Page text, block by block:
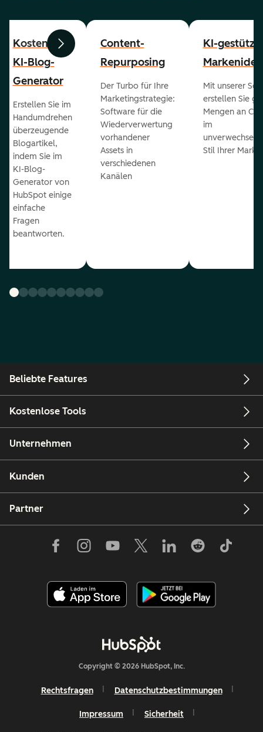
ZurückWeiter
Kostenloser
KI-Blog-
Generator
Erstellen Sie im
Handumdrehen
überzeugende
Blogartikel,
indem Sie im
KI-Blog-
Generator von
HubSpot einige
einfache
Fragen
beantworten.
Content-
Repurposing
Der Turbo für Ihre
Marketingstrategie:
Software für die
Wiederverwertung
vorhandener
Assets in
verschiedenen
Kanälen
KI-
Mit unserer
erstellen Sie
Mengen an
im
Stil Ihrer Marke.
Beliebte Features
Kostenlose Tools
Unternehmen
Kunden
Partner
Copyright © 2026 HubSpot, Inc.
Rechtsfragen Datenschutzbestimmungen
Impressum Sicherheit